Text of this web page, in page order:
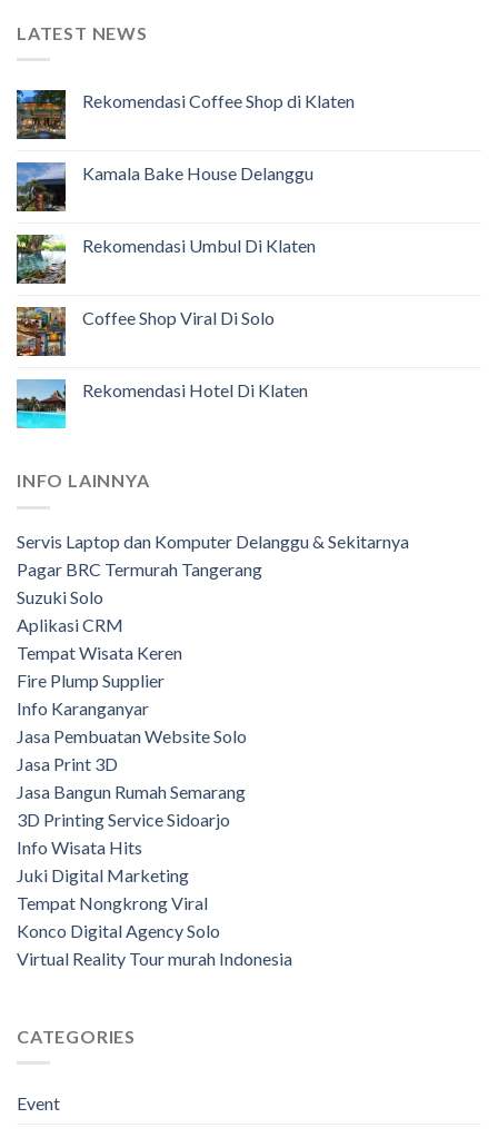
LATEST NEWS
Rekomendasi Coffee Shop di Klaten
Kamala Bake House Delanggu
Rekomendasi Umbul Di Klaten
Coffee Shop Viral Di Solo
Rekomendasi Hotel Di Klaten
INFO LAINNYA
Servis Laptop dan Komputer Delanggu & Sekitarnya
Pagar BRC Termurah Tangerang
Suzuki Solo
Aplikasi CRM
Tempat Wisata Keren
Fire Plump Supplier
Info Karanganyar
Jasa Pembuatan Website Solo
Jasa Print 3D
Jasa Bangun Rumah Semarang
3D Printing Service Sidoarjo
Info Wisata Hits
Juki Digital Marketing
Tempat Nongkrong Viral
Konco Digital Agency Solo
Virtual Reality Tour murah Indonesia
CATEGORIES
Event